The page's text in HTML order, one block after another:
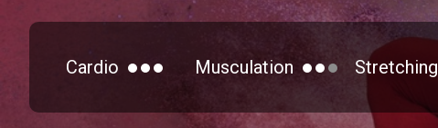
Cardio Musculation Stretching